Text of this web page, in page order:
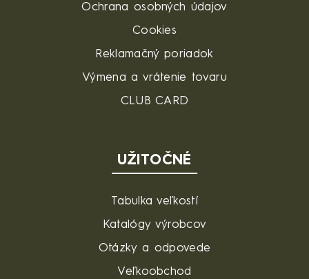
Ochrana osobných údajov
Cookies
Reklamačný poriadok
Výmena a vrátenie tovaru
CLUB CARD
UŽITOČNÉ
Tabulka veľkostí
Katalógy výrobcov
Otázky a odpovede
Veľkoobchod